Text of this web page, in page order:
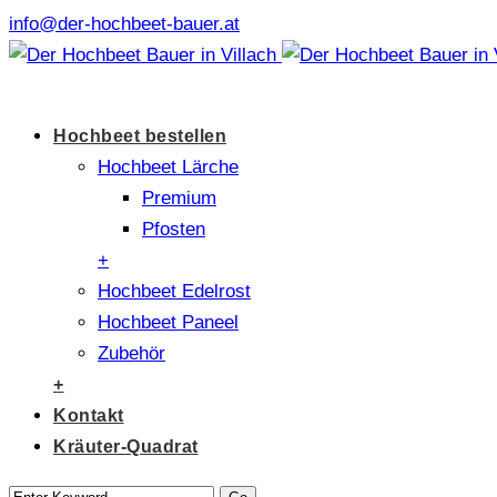
info@der-hochbeet-bauer.at
Hochbeet bestellen
Hochbeet Lärche
Premium
Pfosten
+
Hochbeet Edelrost
Hochbeet Paneel
Zubehör
+
Kontakt
Kräuter-Quadrat